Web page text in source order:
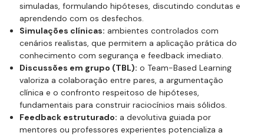
simuladas, formulando hipóteses, discutindo condutas e
aprendendo com os desfechos.
Simulações clínicas: ambientes controlados com
cenários realistas, que permitem a aplicação prática do
conhecimento com segurança e feedback imediato.
Discussões em grupo (TBL): o Team-Based Learning
valoriza a colaboração entre pares, a argumentação
clínica e o confronto respeitoso de hipóteses,
fundamentais para construir raciocínios mais sólidos.
Feedback estruturado: a devolutiva guiada por
mentores ou professores experientes potencializa a